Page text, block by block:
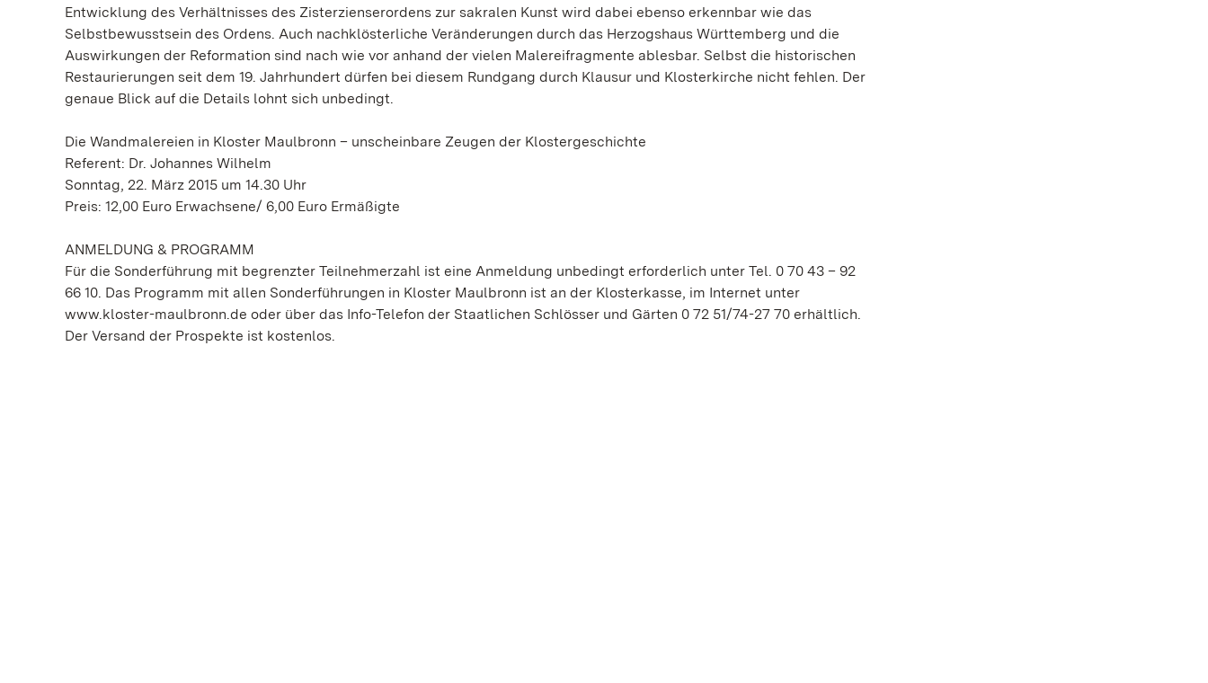
Entwicklung des Verhältnisses des Zisterzienserordens zur sakralen Kunst wird dabei ebenso erkennbar wie das
Selbstbewusstsein des Ordens. Auch nachklösterliche Veränderungen durch das Herzogshaus Württemberg und die
Auswirkungen der Reformation sind nach wie vor anhand der vielen Malereifragmente ablesbar. Selbst die historischen
Restaurierungen seit dem 19. Jahrhundert dürfen bei diesem Rundgang durch Klausur und Klosterkirche nicht fehlen. Der
genaue Blick auf die Details lohnt sich unbedingt.
Die Wandmalereien in Kloster Maulbronn – unscheinbare Zeugen der Klostergeschichte
Referent: Dr. Johannes Wilhelm
Sonntag, 22. März 2015 um 14.30 Uhr
Preis: 12,00 Euro Erwachsene/ 6,00 Euro Ermäßigte
ANMELDUNG & PROGRAMM
Für die Sonderführung mit begrenzter Teilnehmerzahl ist eine Anmeldung unbedingt erforderlich unter Tel. 0 70 43 – 92
66 10. Das Programm mit allen Sonderführungen in Kloster Maulbronn ist an der Klosterkasse, im Internet unter
www.kloster-maulbronn.de oder über das Info-Telefon der Staatlichen Schlösser und Gärten 0 72 51/74-27 70 erhältlich.
Der Versand der Prospekte ist kostenlos.